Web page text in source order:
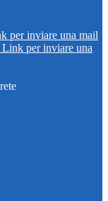
per inviare una mail
Link per inviare una